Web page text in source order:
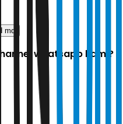
md
whatsapp kami?